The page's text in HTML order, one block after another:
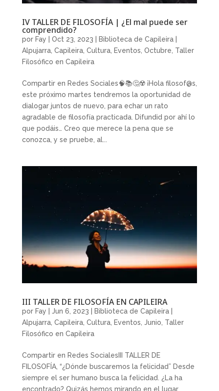
IV TALLER DE FILOSOFÍA | ¿El mal puede ser
comprendido?
por Fay Oct 23, 2023
Biblioteca de Capileira |
Alpujarra, Capileira, Cultura, Eventos Octubre Taller
Filosófico en Capileira
Compartir en Redes Sociales🧠📚🤔☢️ ¡Hola filosof@s,
este próximo martes tendremos la oportunidad de
dialogar juntos de nuevo, para echar un rato
agradable de filosofía practicada. Difundid por ahí lo
que podáis… Creo que merece la pena que se
conozca, y se pruebe, al...
III TALLER DE FILOSOFÍA EN CAPILEIRA
por Fay Jun 6, 2023
Biblioteca de Capileira |
Alpujarra, Capileira, Cultura, Eventos Junio Taller
Filosófico en Capileira
Compartir en Redes SocialesIII TALLER DE
FILOSOFÍA, “¿Dónde buscaremos la felicidad” Desde
siempre el ser humano busca la felicidad. ¿La ha
encontrado? Quizás hemos mirando en el lugar